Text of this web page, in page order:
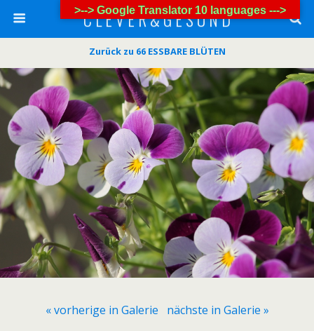
C L E V E R & G E S U N D
Zurück zu 66 ESSBARE BLÜTEN
« vorherige in Galerie nächste in Galerie »
>--> Google Translator 10 languages --->